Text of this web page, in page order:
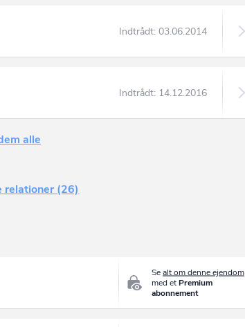
Indtrådt: 03.06.2014
Indtrådt: 14.12.2016
alle
relationer (26)
Sealt om denne ejendom
med et Premium
abonnement